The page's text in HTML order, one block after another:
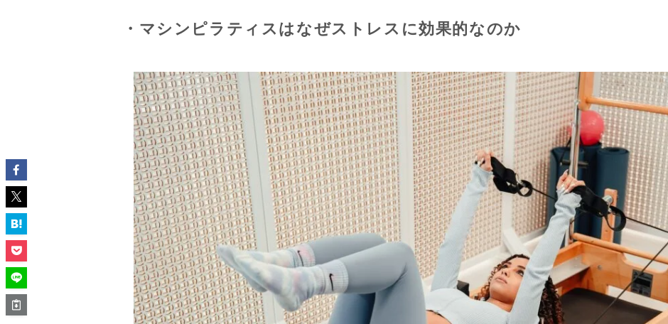
・マシンピラティスはなぜストレスに効果的なのか